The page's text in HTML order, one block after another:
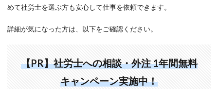
めて社労士を選ぶ方も安心して仕事を依頼できます。
詳細が気になった方は、以下をご確認ください。
【PR】社労士への相談・外注 1年間無料
キャンペーン実施中！